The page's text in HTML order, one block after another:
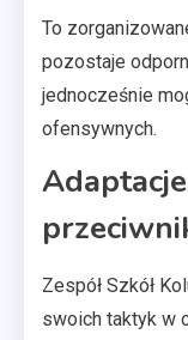
To
pozostaje
jednocześnie
ofensywnych.
Zespół Szkół
swoich taktyk w